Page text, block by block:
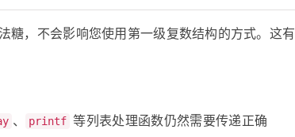
糖，不会影响您使用第一级复数结构的方式。这有
、 printf 等列表处理函数仍然需要传递正确